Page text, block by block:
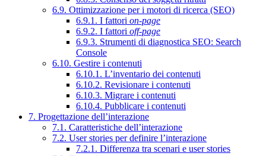
6.9. Ottimizzazione per i motori di ricerca (SEO)
6.9.1. I fattori on-page
6.9.2. I fattori off-page
6.9.3. Strumenti di diagnostica SEO: Search
Console
6.10. Gestire i contenuti
6.10.1. L’inventario dei contenuti
6.10.2. Revisionare i contenuti
6.10.3. Migrare i contenuti
6.10.4. Pubblicare i contenuti
7. Progettazione dell’interazione
7.1. Caratteristiche dell’interazione
7.2. User stories per definire l’interazione
7.2.1. Differenza tra scenari e user stories